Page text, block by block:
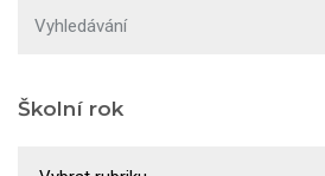
Školní rok